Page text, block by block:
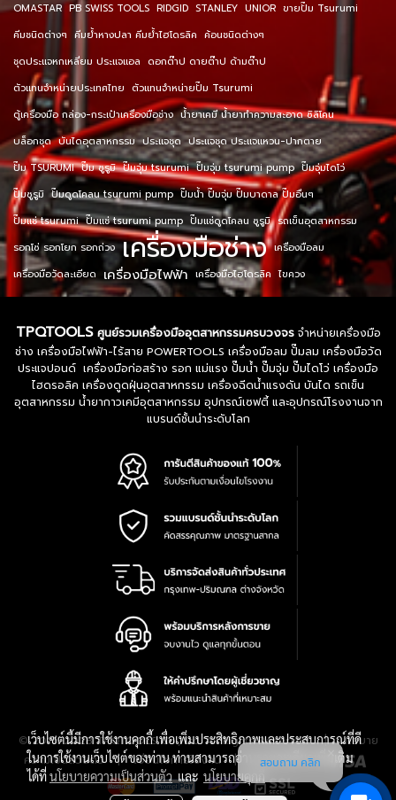
OMASTAR PB SWISS TOOLS RIDGID STANLEY UNIOR ขายปั๊ม Tsurumi
คีมชนิดต่างๆ คีมย้ำหางปลา คีมย้ำไฮโดรลิค ค้อนชนิดต่างๆ
ชุดประแจหกเหลี่ยม ประแจแอล ดอกต๊าป ดายต๊าป ด้ามต๊าป
ตัวแทนจำหน่ายประเทศไทย ตัวแทนจำหน่ายปั๊ม Tsurumi
ตู้เครื่องมือ กล่อง-กระเป๋าเครื่องมือช่าง น้ำยาเคมี น้ำยาทำความสะอาด ซิลิโคน
บล็อกชุด บันไดอุตสาหกรรม ประแจชุด ประแจชุด ประแจแหวน-ปากตาย
ปั๊ม TSURUMI ปั๊ม ซูรูมิ ปั๊มจุ่ม tsurumi ปั๊มจุ่ม tsurumi pump ปั๊มจุ่มไดโว่
ปั๊มซูรูมิ ปั๊มดูดโคลน tsurumi pump ปั๊มน้ำ ปั๊มจุ่ม ปั๊มบาดาล ปั๊มอื่นๆ
ปั๊มแช่ tsurumi ปั๊มแช่ tsurumi pump ปั๊มแช่ดูดโคลน ซูรูมิ รถเข็นอุตสาหกรรม
รอกโซ่ รอกโยก รอกถ่วง เครื่องมือช่าง เครื่องมือลม
เครื่องมือวัดละเอียด เครื่องมือไฟฟ้า เครื่องมือไฮโดรลิค ไขควง
TPQTOOLS ศูนย์รวมเครื่องมืออุตสาหกรรมครบวงจรจำหน่ายเครื่องมือ
ช่าง เครื่องมือไฟฟ้า-ไร้สาย POWERTOOLS เครื่องมือลม ปั๊มลม เครื่องมือวัด
ประแจปอนด์ เครื่องมือก่อสร้าง รอก แม่แรง ปั๊มน้ำ ปั๊มจุ่ม ปั๊มไดโว่ เครื่องมือ
ไฮดรอลิค เครื่องดูดฝุ่นอุตสาหกรรม เครื่องฉีดน้ำแรงดัน บันได รถเข็น
อุตสาหกรรม น้ำยากาวเคมีอุตสาหกรรม อุปกรณ์เซฟตี้ และอุปกรณ์โรงงานจาก
แบรนด์ชั้นนำระดับโลก
© 2016-2028 TPQTOOLS Co., Ltd. All Rights Reserved.|นโยบาย
ความเป็นส่วนตัว|เงื่อนไขการใช้งาน| แผนที่สินค้า
เว็บไซต์นี้มีการใช้งานคุกกี้ เพื่อเพิ่มประสิทธิภาพและประสบการณ์ที่ดี
ในการใช้งานเว็บไซต์ของท่าน ท่านสามารถอ่านรายละเอียดเพิ่มเติม
ได้ที่นโยบายความเป็นส่วนตัวและ นโยบายคุกกี้
สอบถาม คลิก